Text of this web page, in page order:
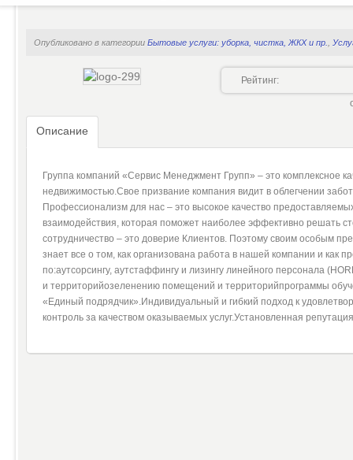
Опубликовано в категории Бытовые услуги: уборка, чистка, ЖКХ и пр.
Рейтинг:
Описание
Группа компаний «Сервис Менеджмент Групп» – это комплексное
недвижимостью.Свое призвание компания видит в облегчении
Профессионализм для нас – это высокое качество
взаимодействия, которая поможет наиболее эффективно решать
сотрудничество – это доверие Клиентов. Поэтому своим особым
знает все о том, как организована работа в нашей компании и как
по:аутсорсингу, аутстаффингу и лизингу линейного персонала
и территорийозеленению помещений и территорийпрограммы
«Единый подрядчик».Индивидуальный и гибкий подход к
контроль за качеством оказываемых услуг.Установленная